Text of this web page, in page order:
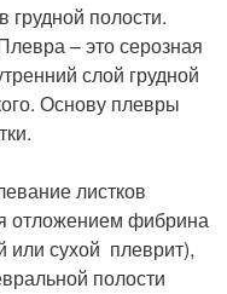
грудной полости.
– это серозная
слой грудной
Основу плевры
листков
отложением фибрина
или сухой плеврит),
полости